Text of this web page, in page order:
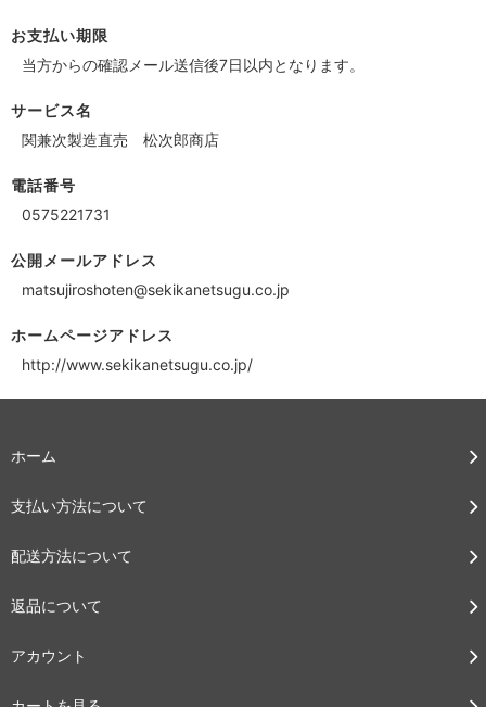
お支払い期限
当方からの確認メール送信後7日以内となります。
サービス名
関兼次製造直売 松次郎商店
電話番号
0575221731
公開メールアドレス
matsujiroshoten@sekikanetsugu.co.jp
ホームページアドレス
http://www.sekikanetsugu.co.jp/
ホーム
支払い方法について
配送方法について
返品について
アカウント